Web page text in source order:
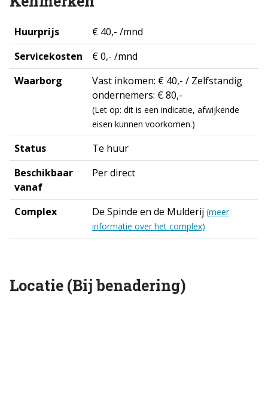
Huurprijs
€ 40,- /mnd
Servicekosten
€ 0,- /mnd
Waarborg
Vast inkomen: € 40,- / Zelfstandig
ondernemers: € 80,-
(Let op: dit is een indicatie, afwijkende
eisen kunnen voorkomen.)
Status
Te huur
Beschikbaar
vanaf
Per direct
Complex De Spinde en de Mulderij (meer
informatie over het complex)
Locatie (Bij benadering)